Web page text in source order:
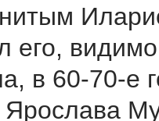
его,
в 60-70-е
Ярослава